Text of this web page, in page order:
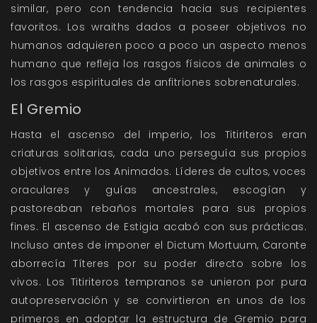
similar, pero con tendencia hacia sus recipientes
favoritos. Los wraiths dados a poseer objetivos no
humanos adquieren poco a poco un aspecto menos
humano que refleja los rasgos físicos de animales o
los rasgos espirituales de anfitriones sobrenaturales.
El Gremio
Hasta el ascenso del imperio, los Titiriteros eran
criaturas solitarias, cada uno perseguía sus propios
objetivos entre los Animados. Líderes de cultos, voces
oraculares y guías ancestrales, escogían y
pastoreaban rebaños mortales para sus propios
fines. El ascenso de Estigia acabó con sus prácticas.
Incluso antes de imponer el Dictum Mortuum, Caronte
aborrecía Títeres por su poder directo sobre los
vivos. Los Titiriteros tempranos se unieron por pura
autopreservación y se convirtieron en unos de los
primeros en adoptar la estructura de Gremio para